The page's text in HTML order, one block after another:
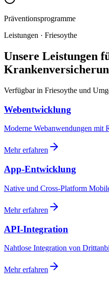
Präventionsprogramme
Leistungen · Friesoythe
Unsere Leistungen
Verfügbar in Friesoythe und
Webentwicklung
Moderne Webanwendungen mit
Mehr erfahren
App-Entwicklung
Native und Cross-Platform
Mehr erfahren
API-Integration
Nahtlose Integration von
Mehr erfahren